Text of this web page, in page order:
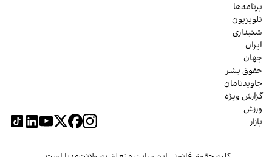
برنامه‌ها
تلویزیون
شنیداری
ایران
جهان
حقوق بشر
جاویدنامان
گزارش ویژه
ورزش
بازار